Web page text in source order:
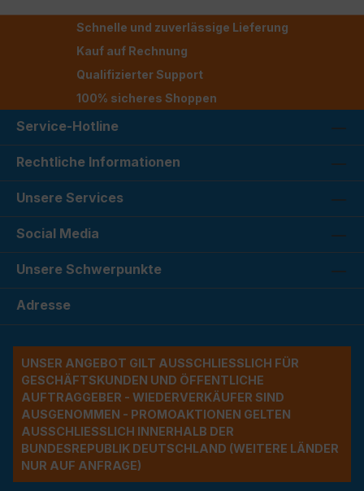
Schnelle und zuverlässige Lieferung
Kauf auf Rechnung
Qualifizierter Support
100% sicheres Shoppen
Service-Hotline
Rechtliche Informationen
Unsere Services
Social Media
Unsere Schwerpunkte
Adresse
UNSER ANGEBOT GILT AUSSCHLIESSLICH FÜR G
ESCHÄFTSKUNDEN UND ÖFFENTLICHE A
UFTRAGGEBER - WIEDERVERKÄUFER SIND A
USGENOMMEN - PROMOAKTIONEN GELTEN A
USSCHLIESSLICH INNERHALB DER BU
NDESREPUBLIK DEUTSCHLAND (WEITERE LÄNDER NU
R AUF ANFRAGE)